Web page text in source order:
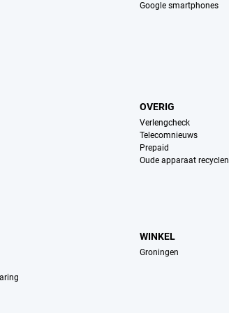
Google smartphones
OVERIG
Verlengcheck
Telecomnieuws
Prepaid
Oude apparaat recyclen
WINKEL
Groningen